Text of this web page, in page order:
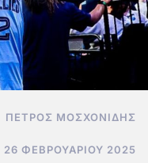
ΠΈΤΡΟΣ ΜΟΣΧΟΝΊΔΗΣ
26 ΦΕΒΡΟΥΑΡΊΟΥ 2025